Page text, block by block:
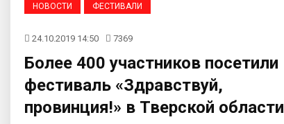
НОВОСТИ ФЕСТИВАЛИ
24.10.2019 14:50 7369
Более 400 участников посетили
фестиваль «Здравствуй,
провинция!» в Тверской области